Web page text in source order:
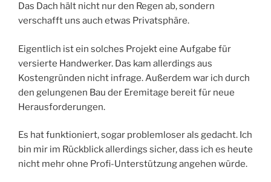
Das Dach hält nicht nur den Regen ab, sondern
verschafft uns auch etwas Privatsphäre.
Eigentlich ist ein solches Projekt eine Aufgabe für
versierte Handwerker. Das kam allerdings aus
Kostengründen nicht infrage. Außerdem war ich durch
den gelungenen Bau der Eremitage bereit für neue
Herausforderungen.
Es hat funktioniert, sogar problemloser als gedacht. Ich
bin mir im Rückblick allerdings sicher, dass ich es heute
nicht mehr ohne Profi-Unterstützung angehen würde.